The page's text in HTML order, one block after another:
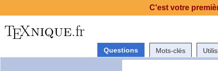
Questions Mots-clés
C'est votre